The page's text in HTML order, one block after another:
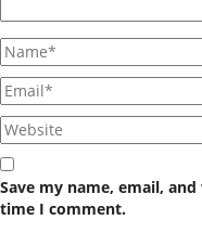
Save my name, email,
time I comment.